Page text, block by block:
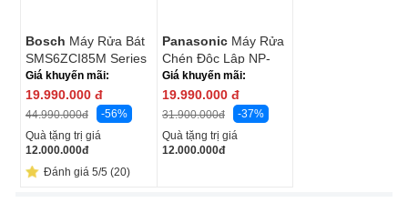
Bosch Máy Rửa Bát
SMS6ZCI85M Series
6 14 Bộ - Xuất Xứ
Đức
Giá khuyến mãi:
19.990.000 đ
44.990.000đ
-56%
Quà tặng trị giá
12.000.000đ
Đánh giá 5/5 (20)
Panasonic Máy Rửa
Chén Độc Lập NP-
FVK16XEVN 15 Bộ
Giá khuyến mãi:
19.990.000 đ
31.900.000đ
-37%
Quà tặng trị giá
12.000.000đ